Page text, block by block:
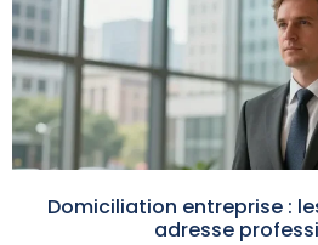
Domiciliation entreprise :
adresse